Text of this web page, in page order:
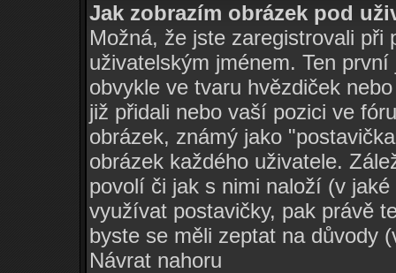
Jak zobrazím obrázek pod
Možná, že jste zaregistrovali
uživatelským jménem. Ten
obvykle ve tvaru hvězdiček
již přidali nebo vaší pozici ve
obrázek, známý jako
obrázek každého uživatele.
povolí či jak s nimi naloží (v
využívat postavičky, pak právě
byste se měli zeptat na důvody
Návrat nahoru